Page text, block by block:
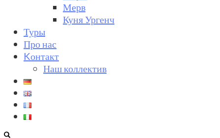
Мерв
Куня Ургенч
Туры
Про нас
Kонтакт
Наш коллектив